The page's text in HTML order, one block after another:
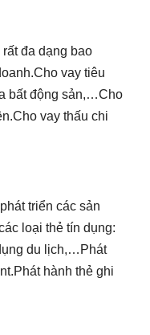
đa dạng bao
vay tiêu
bất động sản,…Cho
vay thấu chi
triển các sản
loại thẻ tín dụng:
du lịch,…Phát
hành thẻ ghi